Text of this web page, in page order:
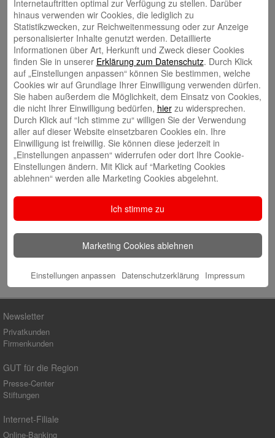
Schreibe einen Kommentar
Deine E-Mail-Adresse wird nicht veröffentlicht. Erforderliche Felder
sind mit*markiert
Name*
E-Mail*
Website
Newsletter
Privatkunden
Firmenkunden
GUT für die Region
Presse-Center
Stiftungen
Internet-Filiale
Online-Banking
Internetauftritten optimal zur Verfügung zu stellen. Darüber
hinaus verwenden wir Cookies, die lediglich zu
Statistikzwecken, zur Reichweitenmessung oder zur Anzeige
personalisierter Inhalte genutzt werden. Detaillierte
Informationen über Art, Herkunft und Zweck dieser Cookies
finden Sie in unserer Erklärung zum Datenschutz. Durch Klick
auf „Einstellungen anpassen“ können Sie bestimmen, welche
Cookies wir auf Grundlage Ihrer Einwilligung verwenden dürfen.
Sie haben außerdem die Möglichkeit, dem Einsatz von Cookies,
die nicht Ihrer Einwilligung bedürfen, hierzu widersprechen.
Durch Klick auf “Ich stimme zu“ willigen Sie der Verwendung
aller auf dieser Website einsetzbaren Cookies ein. Ihre
Einwilligung ist freiwillig. Sie können diese jederzeit in
„Einstellungen anpassen“ widerrufen oder dort Ihre Cookie-
Einstellungen ändern. Mit Klick auf “Marketing Cookies
ablehnen“ werden alle Marketing Cookies abgelehnt.
Ich stimme zu
Marketing Cookies ablehnen
Einstellungen anpassen Datenschutzerklärung Impressum